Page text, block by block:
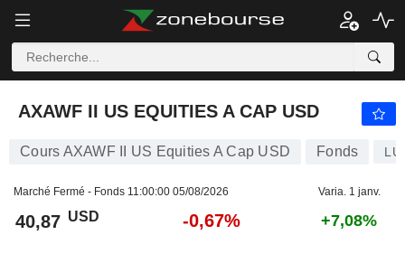
AXAWF II US EQUITIES A CAP USD
Cours AXAWF II US Equities A Cap USD Fonds
Marché Fermé - Fonds 11:00:00 05/08/2026 Varia. 1 janv.
40,87 USD -0,67% +7,08%